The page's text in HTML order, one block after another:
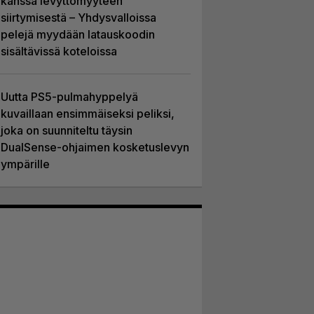
siirtymisestä – Yhdysvalloissa
pelejä myydään latauskoodin
sisältävissä koteloissa
Uutta PS5-pulmahyppelyä
kuvaillaan ensimmäiseksi peliksi,
joka on suunniteltu täysin
DualSense-ohjaimen kosketuslevyn
ympärille